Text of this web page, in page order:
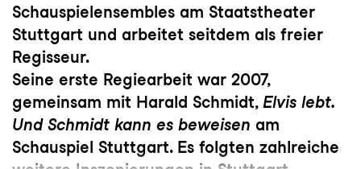
Schauspielensembles am Staatstheater
Stuttgart und arbeitet seitdem als freier
Regisseur.
Seine erste Regiearbeit war 2007,
gemeinsam mit Harald Schmidt, Elvis lebt.
Und Schmidt kann es beweisen am
Schauspiel Stuttgart. Es folgten zahlreiche